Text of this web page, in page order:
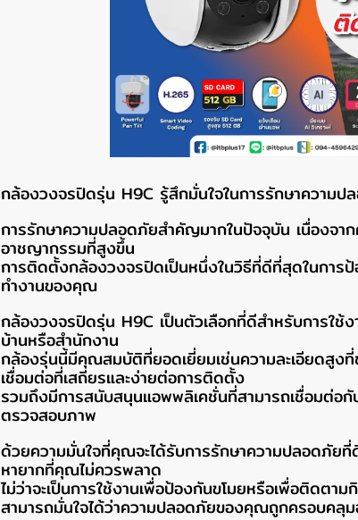
กล้องวงจรปิดรุ่น H9C รู้สึกมั่นใจในการรักษาความ
การรักษาความปลอดภัยสำคัญมากในปัจจุบัน เนื่องจาก
อาชญากรรมที่สูงขึ้น
การติดตั้งกล้องวงจรปิดเป็นหนึ่งในวิธีที่ดีที่สุดในการป้
ทำงานของคุณ
กล้องวงจรปิดรุ่น H9C เป็นตัวเลือกที่ดีสำหรับการใช้ง
บ้านหรือสำนักงาน
กล้องรุ่นนี้มีคุณสมบัติที่ยอดเยี่ยมเช่นความละเอียดสูงที่
เชื่อมต่อที่เสถียรและง่ายต่อการติดตั้ง
รวมถึงมีการสนับสนุนแอพพลิเคชั่นที่สามารถเชื่อมต่อกั
ตรวจสอบภาพ
ด้วยความมั่นใจที่คุณจะได้รับการรักษาความปลอดภัย
หายากที่คุณไม่ควรพลาด
ไม่ว่าจะเป็นการใช้งานเพื่อป้องกันขโมยหรือเพื่อติดต
สามารถมั่นใจได้ว่าความปลอดภัยของคุณถูกครอบคลุ